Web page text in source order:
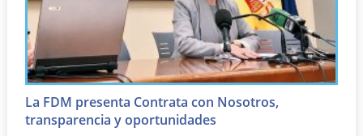
La FDM presenta Contrata con Nosotros,
transparencia y oportunidades